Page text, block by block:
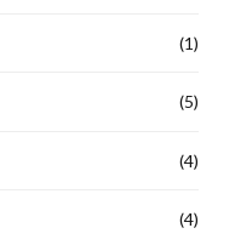
(1)
(5)
(4)
(4)